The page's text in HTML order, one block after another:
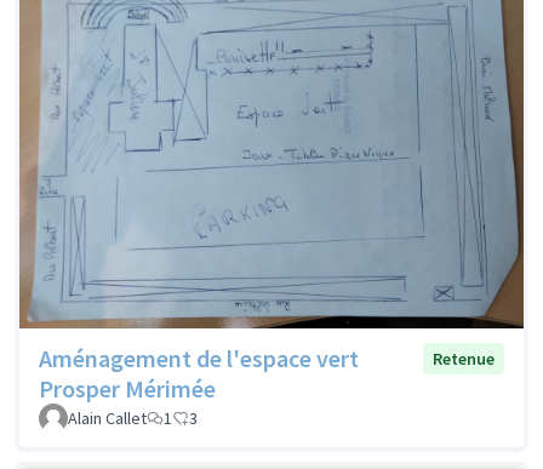
Aménagement de l'espace vert
Prosper Mérimée
Retenue
Alain Callet 1 3